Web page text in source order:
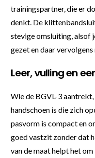
trainingspartner, die er
denkt. De
stevige omsluiting, alsof
gezet en daar
Leer, vulling en
Wie de BGVL-3
handschoen is die zich
pasvorm is compact en
goed vastzit zonder dat
van de maat helpt het